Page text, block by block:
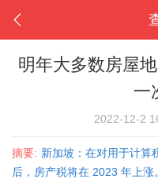
明年大多数房屋
一
2022-12-2
摘要: 新加坡：在对用于计算
后，房产税将在 2023 年上